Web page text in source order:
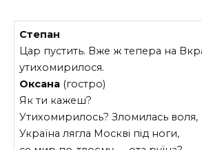
Степан
Цар пустить. Вже ж тепера на
утихомирилося.
Оксана (гостро)
Як ти кажеш?
Утихомирилось? Зломилась воля,
Україна лягла Москві під ноги,